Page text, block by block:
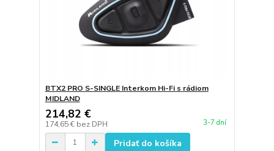
BTX2 PRO S-SINGLE Interkom Hi-Fi s rádiom
MIDLAND
214,82 €
174,65 € bez DPH 3-7 dní
Pridať do košíka